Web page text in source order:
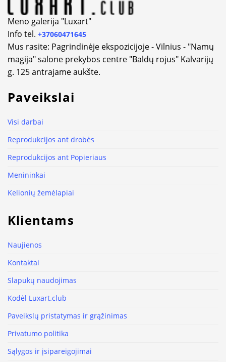
Meno galerija "Luxart"
Info tel. +37060471645
Mus rasite: Pagrindinėje ekspozicijoje - Vilnius - "Namų
magija" salone prekybos centre "Baldų rojus" Kalvarijų
g. 125 antrajame aukšte.
Paveikslai
Visi darbai
Reprodukcijos ant drobės
Reprodukcijos ant Popieriaus
Menininkai
Kelionių žemėlapiai
Klientams
Naujienos
Kontaktai
Slapukų naudojimas
Kodėl Luxart.club
Paveikslų pristatymas ir grąžinimas
Privatumo politika
Sąlygos ir įsipareigojimai